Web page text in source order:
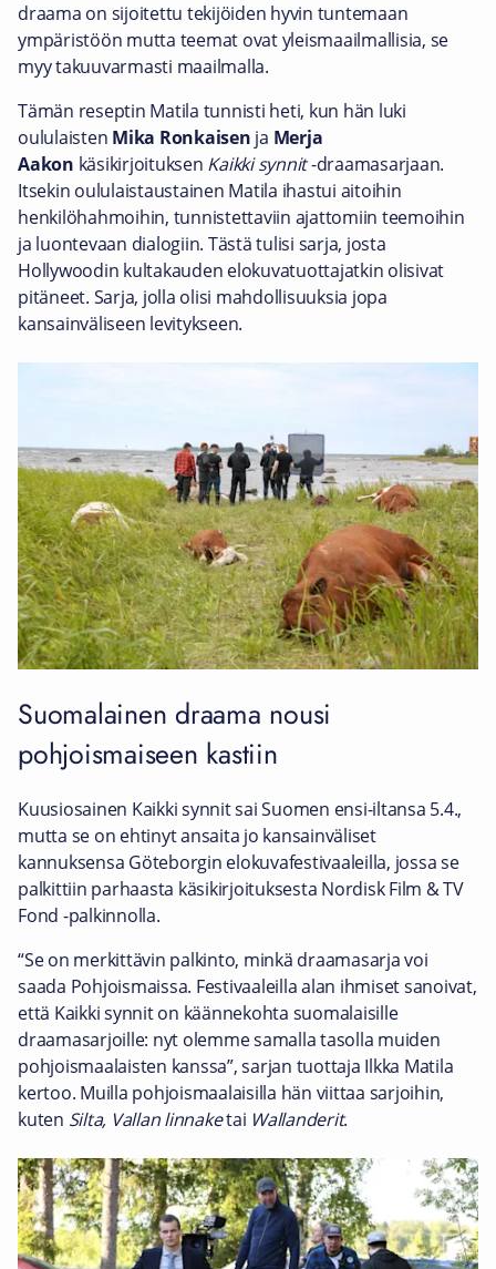
draama on sijoitettu tekijöiden hyvin tuntemaan
ympäristöön mutta teemat ovat yleismaailmallisia, se
myy takuuvarmasti maailmalla.
Tämän reseptin Matila tunnisti heti, kun hän luki
oululaisten Mika Ronkaisen ja Merja
Aakon käsikirjoituksen Kaikki synnit-draamasarjaan.
Itsekin oululaistaustainen Matila ihastui aitoihin
henkilöhahmoihin, tunnistettaviin ajattomiin teemoihin
ja luontevaan dialogiin. Tästä tulisi sarja, josta
Hollywoodin kultakauden elokuvatuottajatkin olisivat
pitäneet. Sarja, jolla olisi mahdollisuuksia jopa
kansainväliseen levitykseen.
Suomalainen draama nousi
pohjoismaiseen kastiin
Kuusiosainen Kaikki synnit sai Suomen ensi-iltansa 5.4.,
mutta se on ehtinyt ansaita jo kansainväliset
kannuksensa Göteborgin elokuvafestivaaleilla, jossa se
palkittiin parhaasta käsikirjoituksesta Nordisk Film & TV
Fond -palkinnolla.
“Se on merkittävin palkinto, minkä draamasarja voi
saada Pohjoismaissa. Festivaaleilla alan ihmiset sanoivat,
että Kaikki synnit on käännekohta suomalaisille
draamasarjoille: nyt olemme samalla tasolla muiden
pohjoismaalaisten kanssa”, sarjan tuottaja Ilkka Matila
kertoo. Muilla pohjoismaalaisilla hän viittaa sarjoihin,
kuten Silta, Vallan linnaketai Wallanderit.